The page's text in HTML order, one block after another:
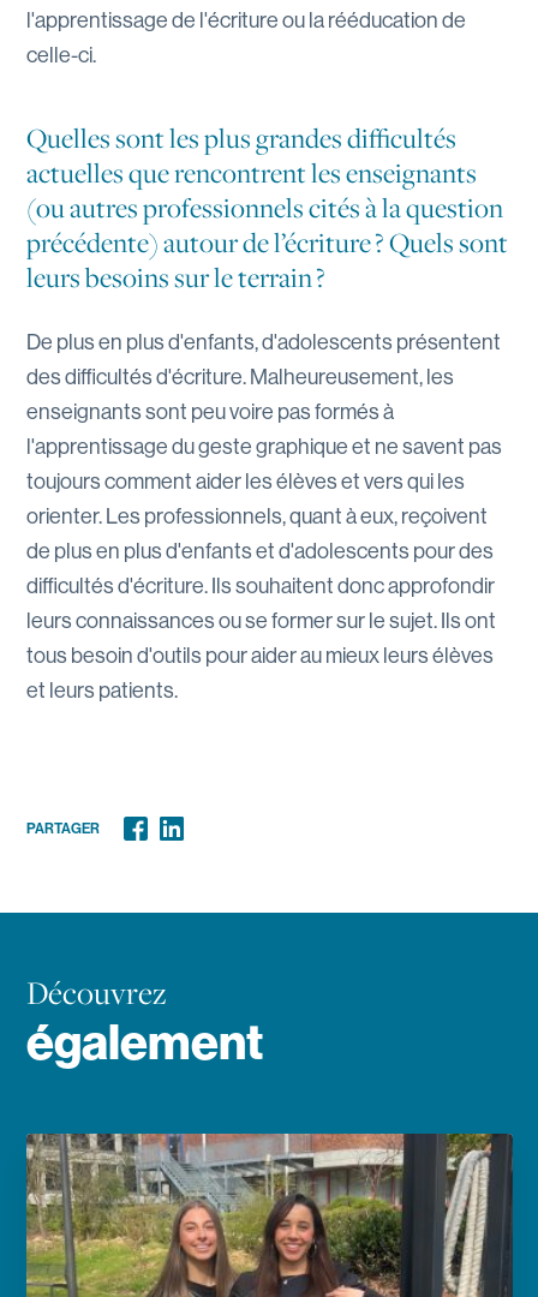
l'apprentissage de l'écriture ou la rééducation de
celle-ci.
Quelles sont les plus grandes difficultés
actuelles que rencontrent les enseignants
(ou autres professionnels cités à la question
précédente) autour de l’écriture ? Quels sont
leurs besoins sur le terrain ?
De plus en plus d'enfants, d'adolescents présentent
des difficultés d'écriture. Malheureusement, les
enseignants sont peu voire pas formés à
l'apprentissage du geste graphique et ne savent pas
toujours comment aider les élèves et vers qui les
orienter. Les professionnels, quant à eux, reçoivent
de plus en plus d'enfants et d'adolescents pour des
difficultés d'écriture. Ils souhaitent donc approfondir
leurs connaissances ou se former sur le sujet. Ils ont
tous besoin d'outils pour aider au mieux leurs élèves
et leurs patients.
PARTAGER FacebookLinkedin
Découvrez
également
En savoir plus